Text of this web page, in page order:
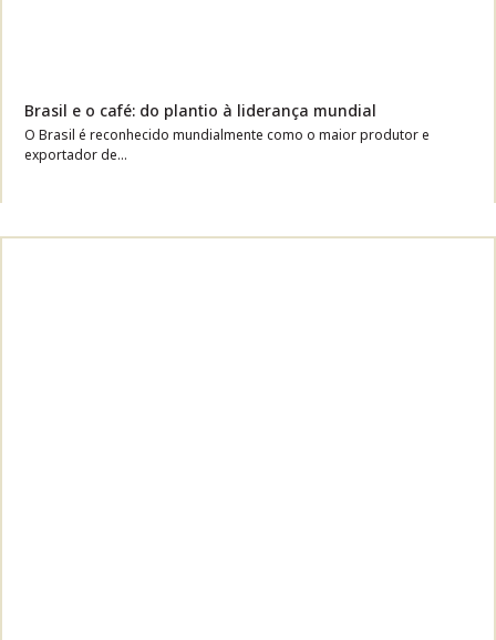
Brasil e o café: do plantio à liderança mundial
O Brasil é reconhecido mundialmente como o maior produtor e
exportador de...